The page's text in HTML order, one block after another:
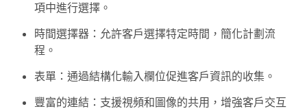
項中進行選擇。
時間選擇器：允許客戶選擇特定時間，簡化計劃流
程。
表單：通過結構化輸入欄位促進客戶資訊的收集。
豐富的連結：支援視頻和圖像的共用，增強客戶交互